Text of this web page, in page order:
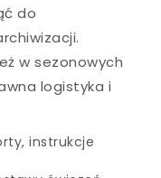
do
w sezonowych
logistyka i
instrukcje